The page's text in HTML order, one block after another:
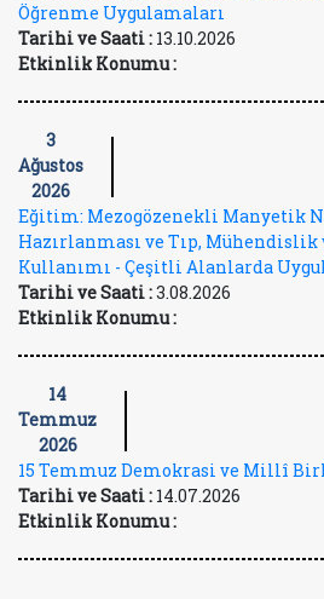
Öğrenme Uygulamaları
Tarihi ve Saati : 13.10.2026
Etkinlik Konumu :
3
Ağustos
2026
Eğitim: Mezogözenekli Manyetik
Hazırlanması ve Tıp,
Kullanımı - Çeşitli Alanlarda
Tarihi ve Saati :3.08.2026
Etkinlik Konumu :
14
Temmuz
2026
15 Temmuz Demokrasi ve Millî
Tarihi ve Saati : 14.07.2026
Etkinlik Konumu :